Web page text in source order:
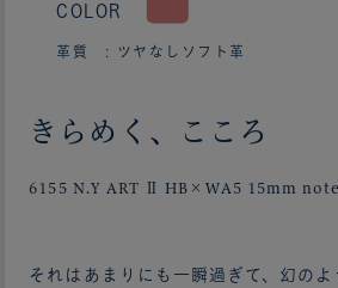
COLOR
革質 : ツヤなしソフト革
きらめく、こころ
6155 N.Y ART Ⅱ HB×WA5 15mm note
それはあまりにも一瞬過ぎて、幻のよ